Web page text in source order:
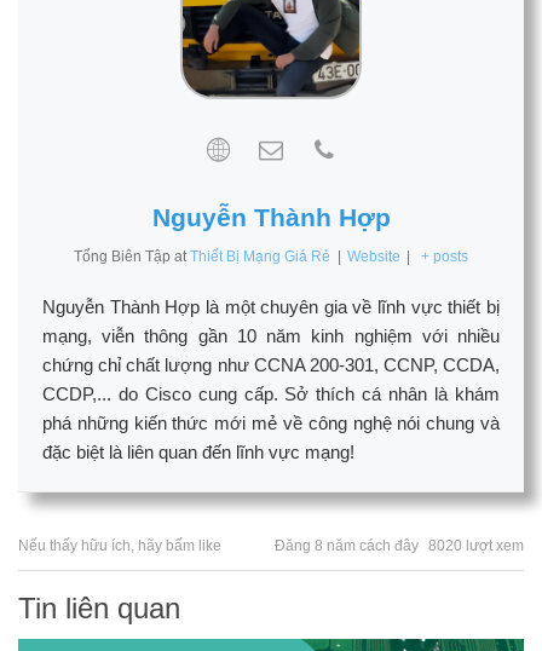
Nguyễn Thành Hợp
Tổng Biên Tập at Thiết Bị Mạng Giá Rẻ | Website | + posts
Nguyễn Thành Hợp là một chuyên gia về lĩnh vực thiết bị
mạng, viễn thông gần 10 năm kinh nghiệm với nhiều
chứng chỉ chất lượng như CCNA 200-301, CCNP, CCDA,
CCDP,... do Cisco cung cấp. Sở thích cá nhân là khám
phá những kiến thức mới mẻ về công nghệ nói chung và
đặc biệt là liên quan đến lĩnh vực mạng!
Nếu thấy hữu ích, hãy bấm like Đăng 8 năm cách đây 8020 lượt xem
Tin liên quan